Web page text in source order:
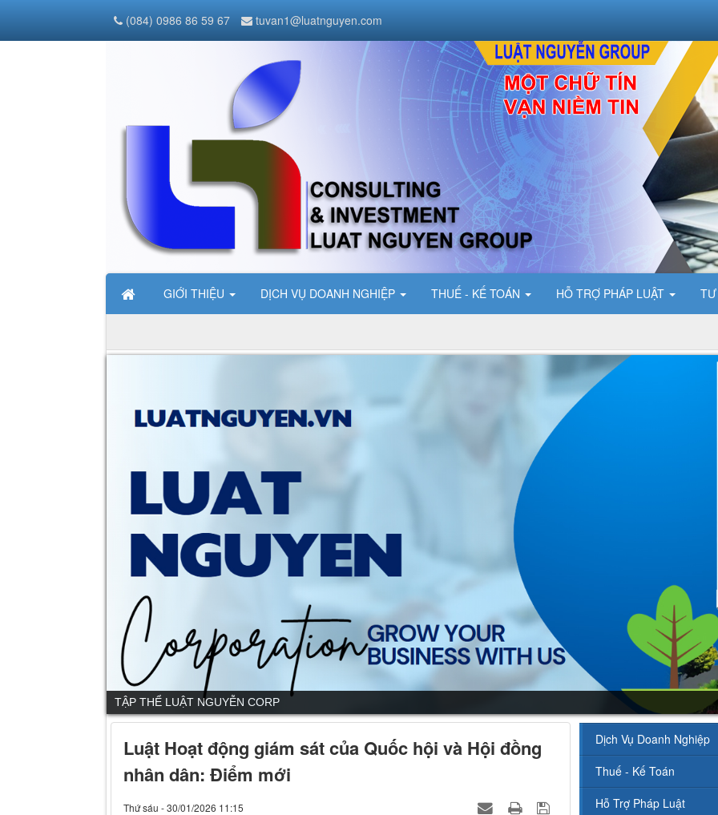
GIỚI THIỆU DỊCH VỤ DOANH NGHIỆP THUẾ - KẾ TOÁN HỖ TRỢ PHÁP LUẬT
(084) 0986 86 59 67 tuvan1@luatnguyen.com
TẬP THỂ LUẬT NGUYỄN CORP
Luật Hoạt động giám sát của Quốc hội và Hội đồng
nhân dân: Điểm mới
Thứ sáu - 30/01/2026 11:15
Dịch Vụ Doanh Nghiệp
Thuế - Kế Toán
Hỗ Trợ Pháp Luật